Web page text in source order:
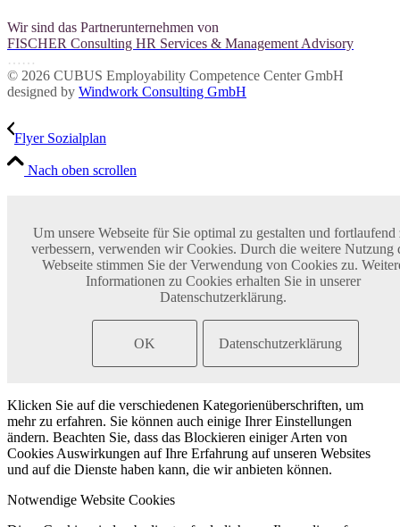
Wir sind das Partnerunternehmen von
FISCHER Consulting HR Services & Management Advisory
……
© 2026 CUBUS Employability Competence Center GmbH
designed by Windwork Consulting GmbH
Flyer Sozialplan
Nach oben scrollen
Um unsere Webseite für Sie optimal zu gestalten und fortlaufend
verbessern, verwenden wir Cookies. Durch die weitere Nutzung
Webseite stimmen Sie der Verwendung von Cookies zu.
Informationen zu Cookies erhalten Sie in unserer
Datenschutzerklärung.
OK Datenschutzerklärung
Wie wir Cookies verwenden
werden. Wir verwenden Cookies, um uns mitzuteilen, wenn Sie
unsere Websites besuchen, wie Sie mit uns interagieren, Ihre
Klicken Sie auf die verschiedenen Kategorienüberschriften, um
mehr zu erfahren. Sie können auch einige Ihrer Einstellungen
ändern. Beachten Sie, dass das Blockieren einiger Arten von
Cookies Auswirkungen auf Ihre Erfahrung auf unseren Websites
und auf die Dienste haben kann, die wir anbieten können.
Notwendige Website Cookies